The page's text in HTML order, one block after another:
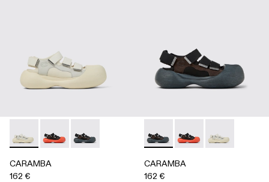
CARAMBA - A500053-004 - WHITE
CARAMBA - A500053-005 - BLACK
CARAMBA - A500053-001 - BLACK
CARAMBA
162 €
CARAMBA - A500053-001
CARAMBA -CARAMBA -
CARAMBA
162 €